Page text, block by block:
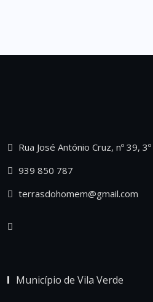
Rua José António Cruz, nº 39,
939 850 787
terrasdohomem@gmail.com
Município de Vila Verde